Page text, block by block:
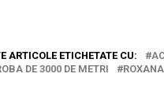
ARTICOLE ETICHETATE CU:
DE 3000 DE METRI